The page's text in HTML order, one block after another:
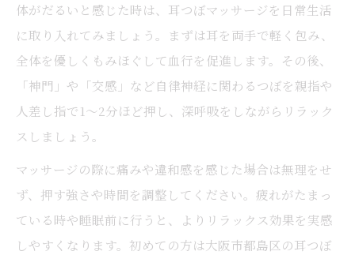
体がだるいと感じた時は、耳つぼマッサージを日常生活
に取り入れてみましょう。まずは耳を両手で軽く包み、
全体を優しくもみほぐして血行を促進します。その後、
「神門」や「交感」など自律神経に関わるつぼを親指や
人差し指で1〜2分ほど押し、深呼吸をしながらリラック
スしましょう。
マッサージの際に痛みや違和感を感じた場合は無理をせ
ず、押す強さや時間を調整してください。疲れがたまっ
ている時や睡眠前に行うと、よりリラックス効果を実感
しやすくなります。初めての方は大阪市都島区の耳つぼ